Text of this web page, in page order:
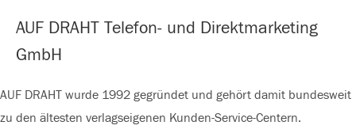
AUF DRAHT Telefon- und Direktmarketing
GmbH
AUF DRAHT wurde 1992 gegründet und gehört damit bundesweit
zu den ältesten verlagseigenen Kunden-Service-Centern.